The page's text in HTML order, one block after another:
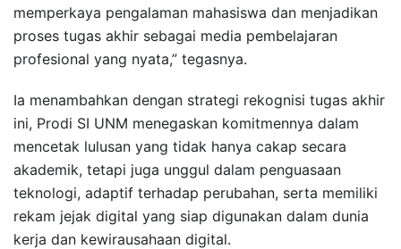
memperkaya pengalaman mahasiswa dan menjadikan
proses tugas akhir sebagai media pembelajaran
profesional yang nyata,” tegasnya.
Ia menambahkan dengan strategi rekognisi tugas akhir
ini, Prodi SI UNM menegaskan komitmennya dalam
mencetak lulusan yang tidak hanya cakap secara
akademik, tetapi juga unggul dalam penguasaan
teknologi, adaptif terhadap perubahan, serta memiliki
rekam jejak digital yang siap digunakan dalam dunia
kerja dan kewirausahaan digital.